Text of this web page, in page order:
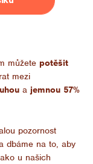
můžete potěšit
mezi
a jemnou 57%
pozornost
dbáme na to, aby
u našich